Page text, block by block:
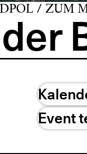
/ ZUM
Event